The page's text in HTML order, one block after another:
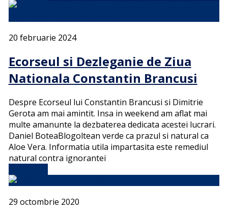
20 februarie 2024
Ecorseul si Dezleganie de Ziua
Nationala Constantin Brancusi
Despre Ecorseul lui Constantin Brancusi si Dimitrie
Gerota am mai amintit. Insa in weekend am aflat mai
multe amanunte la dezbaterea dedicata acestei lucrari.
Daniel BoteaBlogoltean verde ca prazul si natural ca
Aloe Vera. Informatia utila impartasita este remediul
natural contra ignorantei
29 octombrie 2020